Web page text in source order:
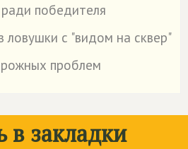
победителя
ловушки с "видом на сквер"
проблем
в закладки